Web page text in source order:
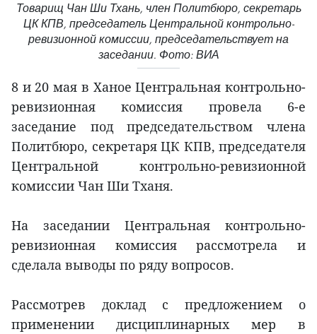
Товарищ Чан Ши Тхань, член Политбюро, секретарь
ЦК КПВ, председатель Центральной контрольно-
ревизионной комиссии, председательствует на
заседании. Фото: ВИА
8 и 20 мая в Ханое Центральная контрольно-
ревизионная комиссия провела 6-е
заседание под председательством члена
Политбюро, секретаря ЦК КПВ, председателя
Центральной контрольно-ревизионной
комиссии Чан Ши Тханя.
На заседании Центральная контрольно-
ревизионная комиссия рассмотрела и
сделала выводы по ряду вопросов.
Рассмотрев доклад с предложением о
применении дисциплинарных мер в